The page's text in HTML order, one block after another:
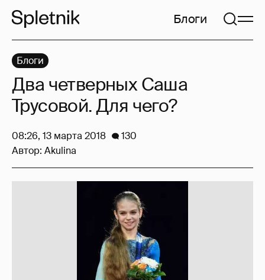
Блоги
Блоги
Два четверных Саша
Трусовой. Для чего?
08:26, 13 марта 2018
130
Автор: Akulina